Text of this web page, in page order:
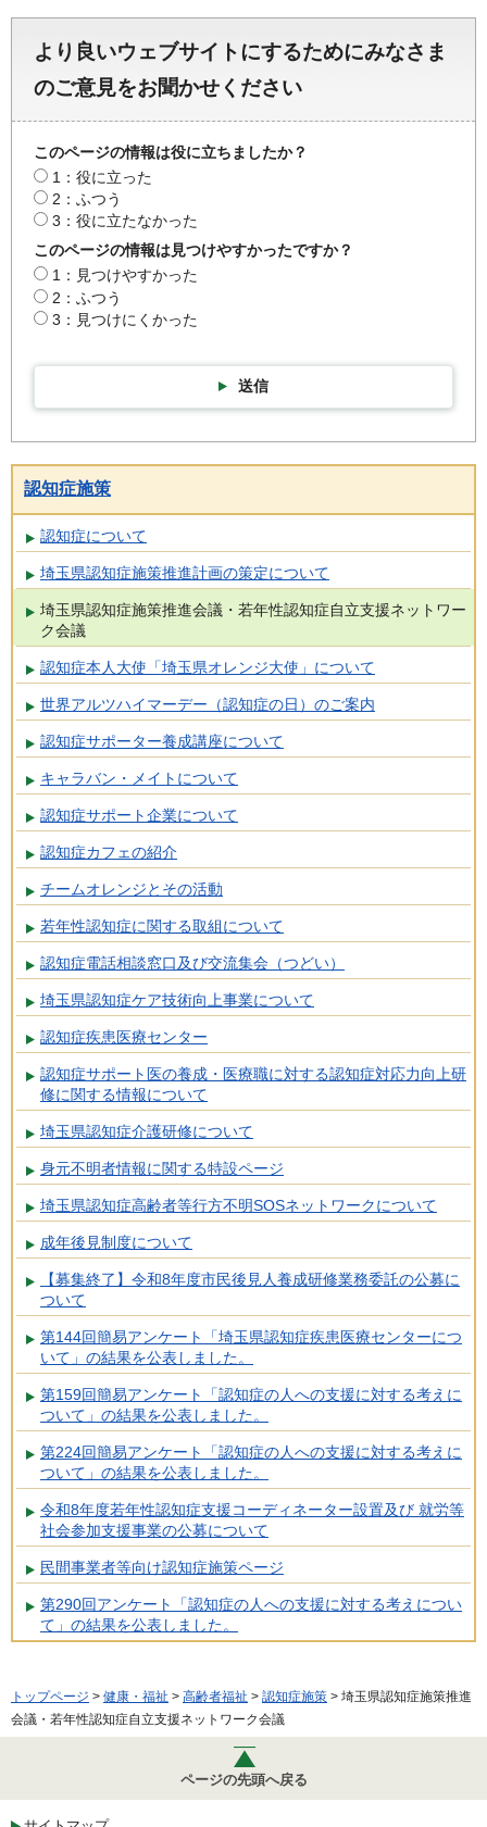
より良いウェブサイトにするためにみなさま
のご意見をお聞かせください
このページの情報は役に立ちましたか？
1：役に立った
2：ふつう
3：役に立たなかった
このページの情報は見つけやすかったですか？
1：見つけやすかった
2：ふつう
3：見つけにくかった
送信
認知症施策
認知症について
埼玉県認知症施策推進計画の策定について
埼玉県認知症施策推進会議・若年性認知症自立支援ネットワー
ク会議
認知症本人大使「埼玉県オレンジ大使」について
世界アルツハイマーデー（認知症の日）のご案内
認知症サポーター養成講座について
キャラバン・メイトについて
認知症サポート企業について
認知症カフェの紹介
チームオレンジとその活動
若年性認知症に関する取組について
認知症電話相談窓口及び交流集会（つどい）
埼玉県認知症ケア技術向上事業について
認知症疾患医療センター
認知症サポート医の養成・医療職に対する認知症対応力向上研
修に関する情報について
埼玉県認知症介護研修について
身元不明者情報に関する特設ページ
埼玉県認知症高齢者等行方不明SOSネットワークについて
成年後見制度について
【募集終了】令和8年度市民後見人養成研修業務委託の公募に
ついて
第144回簡易アンケート「埼玉県認知症疾患医療センターにつ
いて」の結果を公表しました。
第159回簡易アンケート「認知症の人への支援に対する考えに
ついて」の結果を公表しました。
第224回簡易アンケート「認知症の人への支援に対する考えに
ついて」の結果を公表しました。
令和8年度若年性認知症支援コーディネーター設置及び 就労等
社会参加支援事業の公募について
民間事業者等向け認知症施策ページ
第290回アンケート「認知症の人への支援に対する考えについ
て」の結果を公表しました。
トップページ > 健康・福祉 > 高齢者福祉 > 認知症施策 > 埼玉県認知症施策推進
会議・若年性認知症自立支援ネットワーク会議
ページの先頭へ戻る